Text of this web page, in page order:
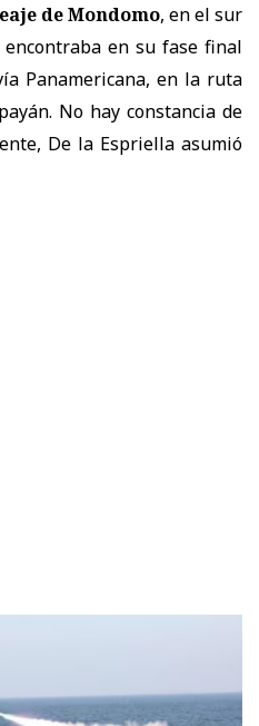
de Mondomo, en el sur
en su fase final
Panamericana, en la ruta
No hay constancia de
De la Espriella asumió